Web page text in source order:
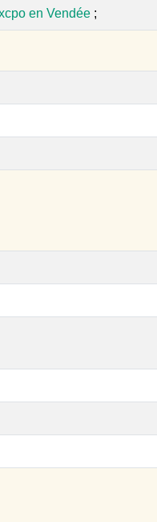
en Vendée ;